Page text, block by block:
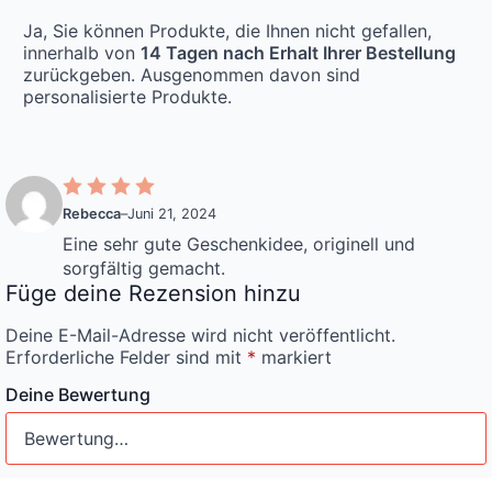
Ja, Sie können Produkte, die Ihnen nicht gefallen,
innerhalb von 14 Tagen nach Erhalt Ihrer Bestellung
zurückgeben. Ausgenommen davon sind
personalisierte Produkte.
Rebecca–Juni 21, 2024
Eine sehr gute Geschenkidee, originell und
sorgfältig gemacht.
Füge deine Rezension hinzu
Deine E-Mail-Adresse wird nicht veröffentlicht.
Erforderliche Felder sind mit * markiert
Deine Bewertung